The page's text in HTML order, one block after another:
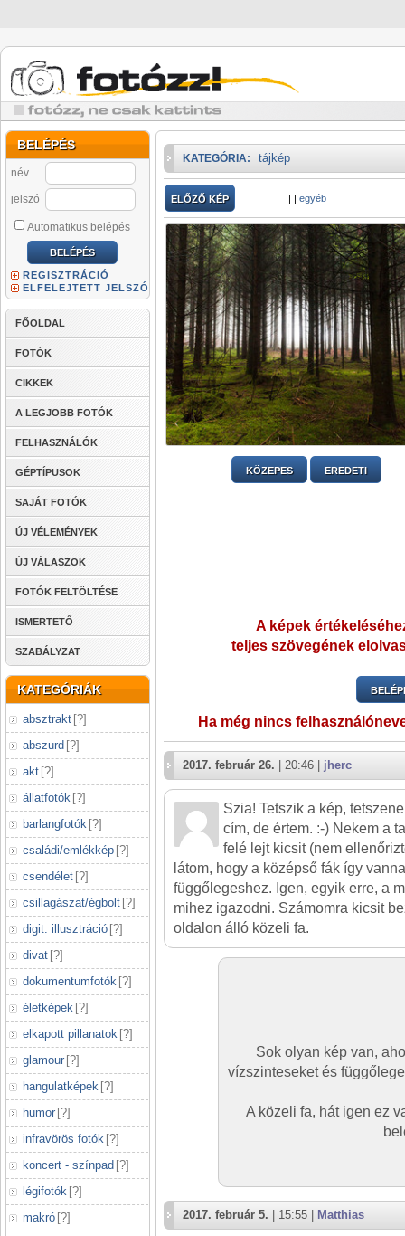
BELÉPÉS
név
jelszó
Automatikus belépés
REGISZTRÁCIÓ
ELFELEJTETT JELSZÓ
FŐOLDAL
FOTÓK
CIKKEK
A LEGJOBB FOTÓK
FELHASZNÁLÓK
GÉPTÍPUSOK
SAJÁT FOTÓK
ÚJ VÉLEMÉNYEK
ÚJ VÁLASZOK
FOTÓK FELTÖLTÉSE
ISMERTETŐ
SZABÁLYZAT
KATEGÓRIÁK
absztrakt [?]
abszurd [?]
akt [?]
állatfotók [?]
barlangfotók [?]
családi/emlékkép [?]
csendélet [?]
csillagászat/égbolt [?]
digit. illusztráció [?]
divat [?]
dokumentumfotók [?]
életképek [?]
elkapott pillanatok [?]
glamour [?]
hangulatképek [?]
humor [?]
infravörös fotók [?]
koncert - színpad [?]
légifotók [?]
makró [?]
KATEGÓRIA: tájkép
ELŐZŐ KÉP | | egyéb
KÖZEPES EREDETI
A képek
teljes szövegének
Ha még nincs
2017. február 26. | 20:46 | jherc
Szia! Tetszik a kép,
cím, de értem. :-) Nekem a
felé lejt kicsit (nem
látom, hogy a középső fák így
függőlegeshez. Igen, egyik erre, a
mihez igazodni. Számomra kicsit
oldalon álló közeli fa.
Sok olyan kép van,
vízszinteseket és
A közeli fa, hát igen ez
2017. február 5. | 15:55 | Matthias